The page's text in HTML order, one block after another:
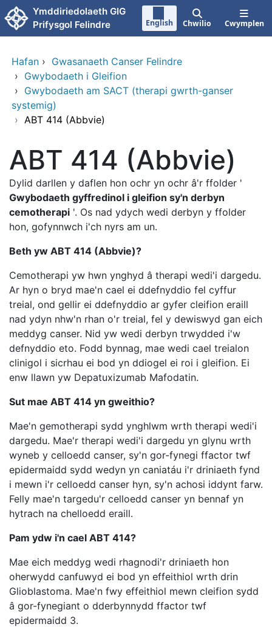
Neidio i'r prif gynnwy
Ymddiriedolaeth GIG
Prifysgol Felindre
English Chwilio Cwymplen
Hafan › Gwasanaeth Canser Felindre
› Gwybodaeth i Gleifion
› Gwybodaeth am SACT (therapi gwrth-ganser
systemig)
› ABT 414 (Abbvie)
ABT 414 (Abbvie)
Dylid darllen y daflen hon ochr yn ochr â'r ffolder '
Gwybodaeth gyffredinol i gleifion sy'n derbyn
cemotherapi '. Os nad ydych wedi derbyn y ffolder
hon, gofynnwch i'ch nyrs am un.
Beth yw ABT 414 (Abbvie)?
Cemotherapi yw hwn ynghyd â therapi wedi'i dargedu.
Ar hyn o bryd mae'n cael ei ddefnyddio fel cyffur
treial, ond gellir ei ddefnyddio ar gyfer cleifion eraill
nad ydyn nhw'n rhan o'r treial, fel y dewiswyd gan eich
meddyg canser. Nid yw wedi derbyn trwydded i'w
defnyddio eto. Fodd bynnag, mae wedi cael treialon
clinigol i sicrhau ei bod yn ddiogel ei roi i gleifion. Ei
enw llawn yw Depatuxizumab Mafodatin.
Sut mae ABT 414 yn gweithio?
Mae'n gemotherapi sydd ynghlwm wrth therapi wedi'i
dargedu. Mae'r therapi wedi'i dargedu yn glynu wrth
wyneb y celloedd canser, sy'n gor-fynegi ffactor twf
epidermaidd sydd wedyn yn caniatáu i'r driniaeth fynd
i mewn i'r celloedd canser hyn, sy'n achosi iddynt farw.
Felly mae'n targedu'r celloedd canser yn bennaf yn
hytrach na chelloedd eraill.
Pam ydw i'n cael ABT 414?
Mae eich meddyg wedi rhagnodi'r driniaeth hon
oherwydd canfuwyd ei bod yn effeithiol wrth drin
Glioblastoma. Mae'n fwy effeithiol mewn cleifion sydd
â gor-fynegiant o dderbynnydd ffactor twf
epidermaidd 3.